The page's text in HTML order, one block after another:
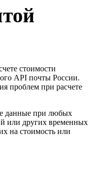
стоимости
API почты России.
проблем при расчете
данные при любых
или других временных
на стоимость или